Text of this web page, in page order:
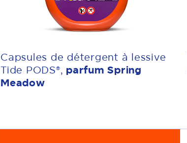
Capsules de détergent à lessive
Tide PODS®, parfum Spring
Meadow